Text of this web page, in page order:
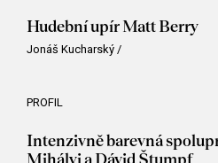
Hudební upír Matt Berry
Jonáš Kucharský /
PROFIL
Intenzivně barevná
Mihályi a Dávid Štumpf